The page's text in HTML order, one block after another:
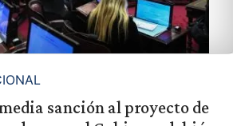
sanción al proyecto de